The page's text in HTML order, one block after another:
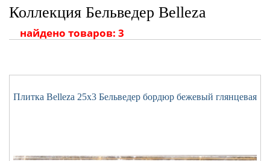
Коллекция Бельведер Belleza
найдено товаров: 3
Плитка Belleza 25x3 Бельведер бордюр бежевый глянцевая